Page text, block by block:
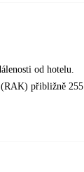
od hotelu.
(RAK) přibližně 255